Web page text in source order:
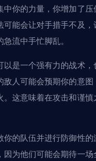
中你的力量，你增加了
可能会让对手措手不及
流中手忙脚乱。
以是一个强有力的战术
敌人可能会预期你的意
。这意味着在攻击和谨
你的队伍并进行防御性
因为他们可能会期待一